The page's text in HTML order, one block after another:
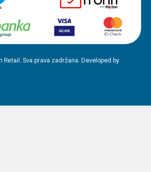
Sva prava zadržana. Developed by